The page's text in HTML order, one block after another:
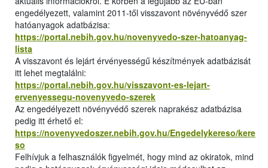
engedélyezett, valamint 2011-től visszavont növényvédő szer
hatóanyagok adatbázisa:
https://portal.nebih.gov.hu/novenyvedo-szer-hatoanyag-
lista
A visszavont és lejárt érvényességű készítmények adatbázisát
itt lehet megtalálni:
https://portal.nebih.gov.hu/visszavont-es-lejart-
ervenyessegu-novenyvedo-szerek
Az engedélyezett növényvédő szerek naprakész adatbázisa
pedig itt érhető el:
https://novenyvedoszer.nebih.gov.hu/Engedelykereso/kere
so
Felhívjuk a felhasználók figyelmét, hogy mind az okiratok, mind